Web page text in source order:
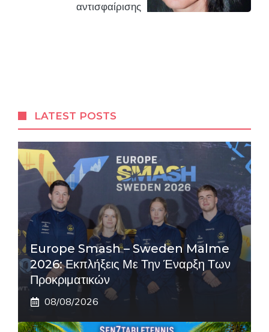
αντισφαίρισης
LATEST POSTS
Europe Smash – Sweden Malme
2026: Εκπλήξεις Με Την Έναρξη Των
Προκριματικών
08/08/2026